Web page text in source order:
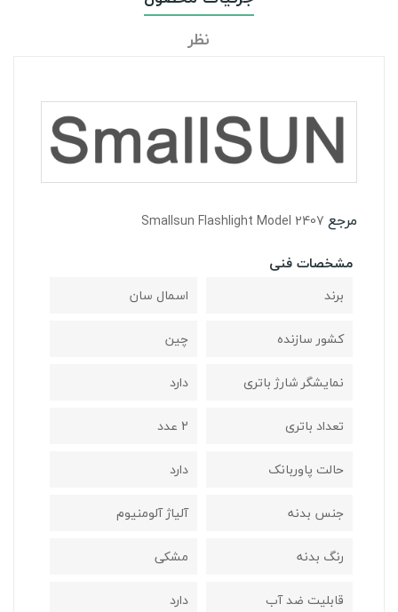
نظر
مرجع Smallsun Flashlight Model 2407
مشخصات فنی
برند
اسمال سان
کشور سازنده
چین
نمایشگر شارژ باتری
دارد
تعداد باتری
2 عدد
حالت پاوربانک
دارد
جنس بدنه
آلیاژ آلومنیوم
رنگ بدنه
مشکی
قابلیت ضد آب
دارد